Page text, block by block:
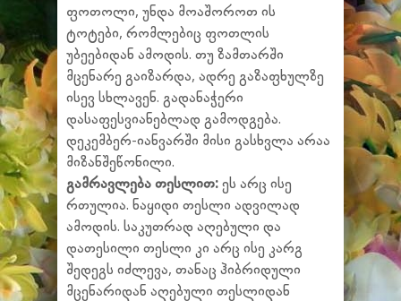
ფოთოლი, უნდა მოაშოროთ ის
ტოტები, რომლებიც ფოთლის
უბეებიდან ამოდის. თუ ზამთარში
მცენარე გაიზარდა, ადრე გაზაფხულზე
ისევ სხლავენ. გადანაჭერი
დასაფესვიანებლად გამოდგება.
დეკემბერ-იანვარში მისი გასხვლა არაა
მიზანშეწონილი.
გამრავლება თესლით:ეს არც ისე
რთულია. ნაყიდი თესლი ადვილად
ამოდის. საკუთრად აღებული და
დათესილი თესლი კი არც ისე კარგ
შედეგს იძლევა, თანაც ჰიბრიდული
მცენარიდან აღებული თესლიდან